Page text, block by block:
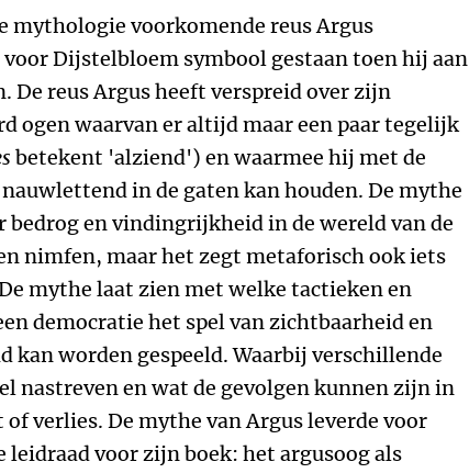
mythologie voorkomende reus Argus
Dijstelbloem symbool gestaan toen hij aan
De reus Argus heeft verspreid over zijn
ogen waarvan er altijd maar een paar tegelijk
betekent 'alziend') en waarmee hij met de
in de gaten kan houden. De mythe
bedrog en vindingrijkheid in de wereld van de
nimfen, maar het zegt metaforisch ook iets
mythe laat zien met welke tactieken en
democratie het spel van zichtbaarheid en
kan worden gespeeld. Waarbij verschillende
nastreven en wat de gevolgen kunnen zijn in
verlies. De mythe van Argus leverde voor
leidraad voor zijn boek: het argusoog als